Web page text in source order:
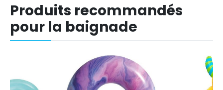
Produits recommandés
pour la baignade